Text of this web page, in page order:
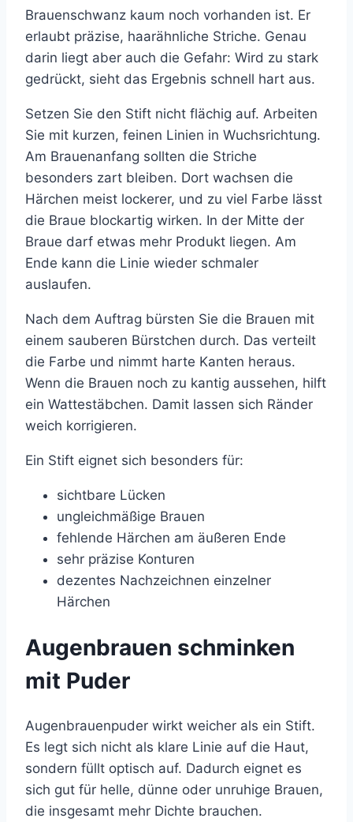
Brauenschwanz kaum noch vorhanden ist. Er
erlaubt präzise, haarähnliche Striche. Genau
darin liegt aber auch die Gefahr: Wird zu stark
gedrückt, sieht das Ergebnis schnell hart aus.
Setzen Sie den Stift nicht flächig auf. Arbeiten
Sie mit kurzen, feinen Linien in Wuchsrichtung.
Am Brauenanfang sollten die Striche
besonders zart bleiben. Dort wachsen die
Härchen meist lockerer, und zu viel Farbe lässt
die Braue blockartig wirken. In der Mitte der
Braue darf etwas mehr Produkt liegen. Am
Ende kann die Linie wieder schmaler
auslaufen.
Nach dem Auftrag bürsten Sie die Brauen mit
einem sauberen Bürstchen durch. Das verteilt
die Farbe und nimmt harte Kanten heraus.
Wenn die Brauen noch zu kantig aussehen, hilft
ein Wattestäbchen. Damit lassen sich Ränder
weich korrigieren.
Ein Stift eignet sich besonders für:
sichtbare Lücken
ungleichmäßige Brauen
fehlende Härchen am äußeren Ende
sehr präzise Konturen
dezentes Nachzeichnen einzelner
Härchen
Augenbrauen schminken
mit Puder
Augenbrauenpuder wirkt weicher als ein Stift.
Es legt sich nicht als klare Linie auf die Haut,
sondern füllt optisch auf. Dadurch eignet es
sich gut für helle, dünne oder unruhige Brauen,
die insgesamt mehr Dichte brauchen.